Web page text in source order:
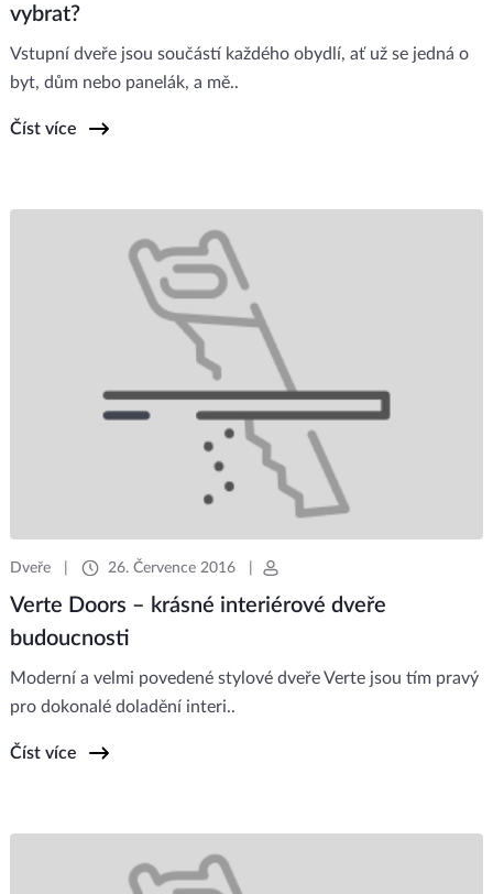
vybrat?
Vstupní dveře jsou součástí každého obydlí, ať už se jedná o
byt, dům nebo panelák, a mě..
Číst více
Dveře| 26. Července 2016|
Verte Doors – krásné interiérové dveře
budoucnosti
Moderní a velmi povedené stylové dveře Verte jsou tím pravý
pro dokonalé doladění interi..
Číst více